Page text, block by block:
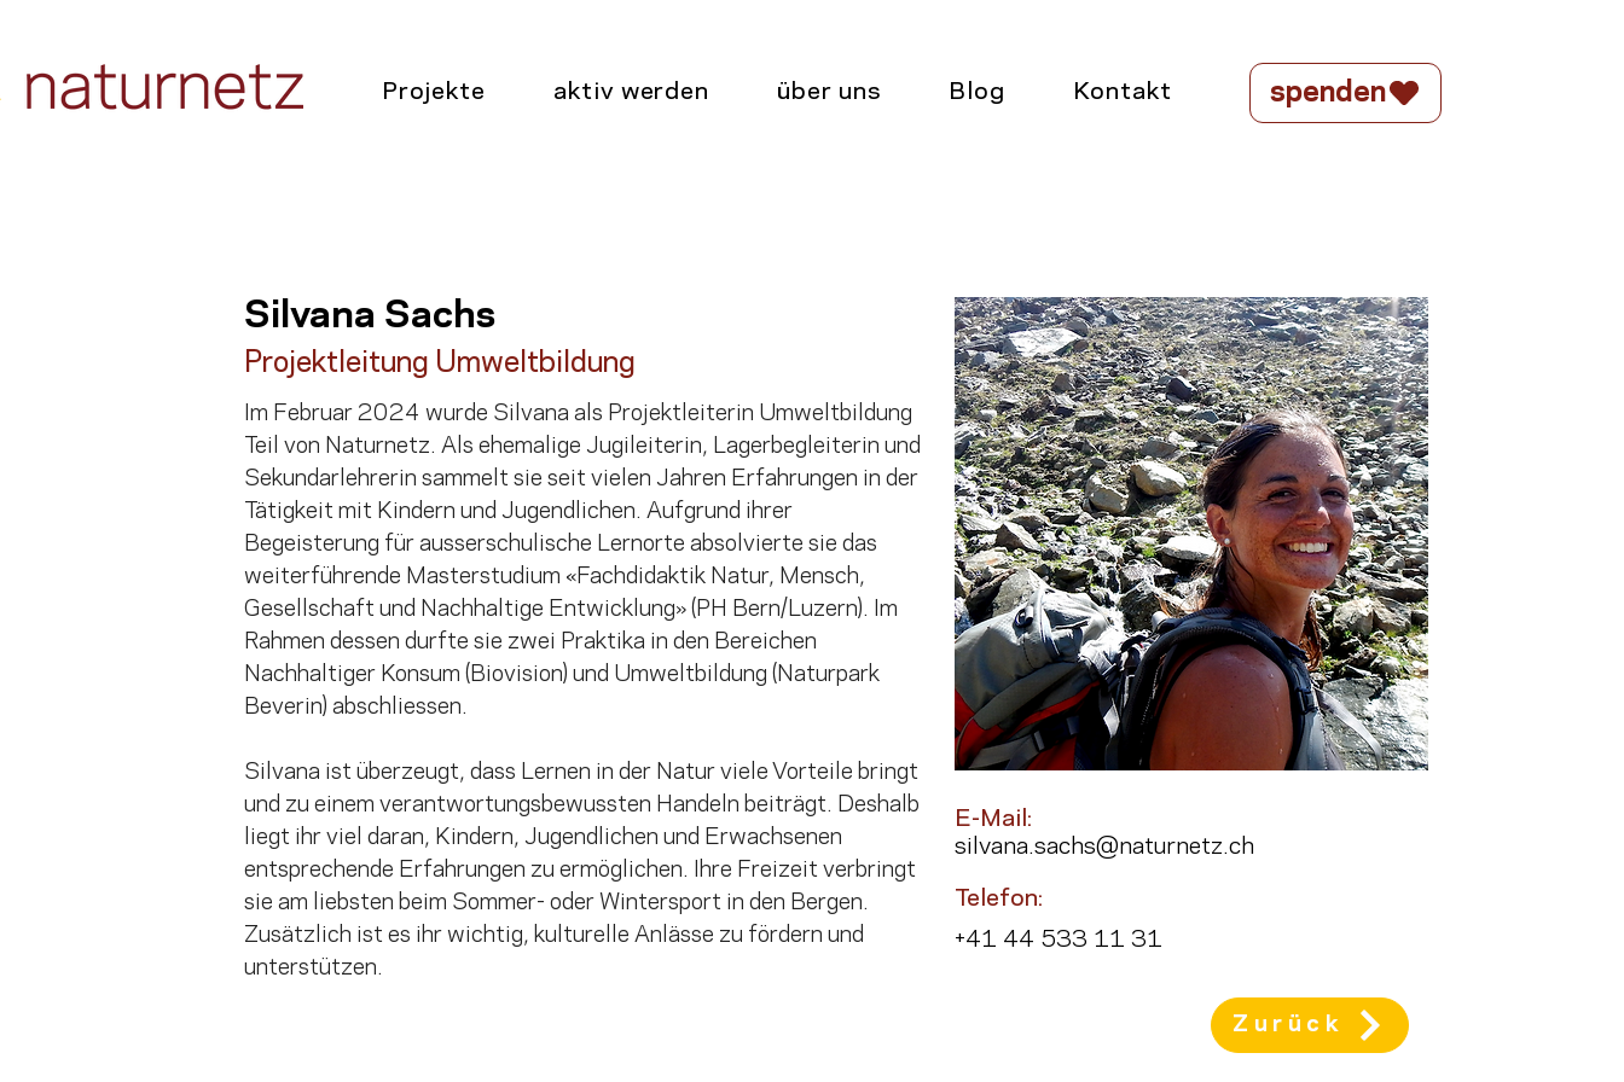
Projekte aktiv werden über uns Blog Kontakt spenden
Silvana Sachs
Projektleitung Umweltbildung
Im Februar 2024 wurde Silvana als Projektleiterin Umweltbildung
Teil von Naturnetz. Als ehemalige Jugileiterin, Lagerbegleiterin und
Sekundarlehrerin sammelt sie seit vielen Jahren Erfahrungen in der
Tätigkeit mit Kindern und Jugendlichen. Aufgrund ihrer
Begeisterung für ausserschulische Lernorte absolvierte sie das
weiterführende Masterstudium «Fachdidaktik Natur, Mensch,
Gesellschaft und Nachhaltige Entwicklung» (PH Bern/Luzern). Im
Rahmen dessen durfte sie zwei Praktika in den Bereichen
Nachhaltiger Konsum (Biovision) und Umweltbildung (Naturpark
Beverin) abschliessen.
Silvana ist überzeugt, dass Lernen in der Natur viele Vorteile bringt
und zu einem verantwortungsbewussten Handeln beiträgt. Deshalb
liegt ihr viel daran, Kindern, Jugendlichen und Erwachsenen
entsprechende Erfahrungen zu ermöglichen. Ihre Freizeit verbringt
sie am liebsten beim Sommer- oder Wintersport in den Bergen.
Zusätzlich ist es ihr wichtig, kulturelle Anlässe zu fördern und
unterstützen.
E-Mail:
silvana.sachs@naturnetz.ch
Telefon:
+41 44 533 11 31
Zurück